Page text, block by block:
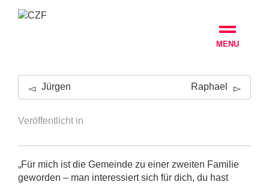
Jürgen Raphael
Veröffentlicht in
„Für mich ist die Gemeinde zu einer zweiten Familie
geworden – man interessiert sich für dich, du hast
MENU